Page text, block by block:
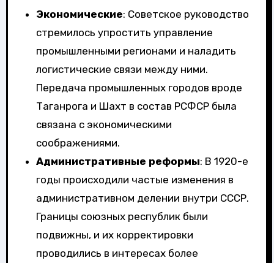
Экономические: Советское руководство
стремилось упростить управление
промышленными регионами и наладить
логистические связи между ними.
Передача промышленных городов вроде
Таганрога и Шахт в состав РСФСР была
связана с экономическими
соображениями.
Административные реформы: В 1920-е
годы происходили частые изменения в
административном делении внутри СССР.
Границы союзных республик были
подвижны, и их корректировки
проводились в интересах более